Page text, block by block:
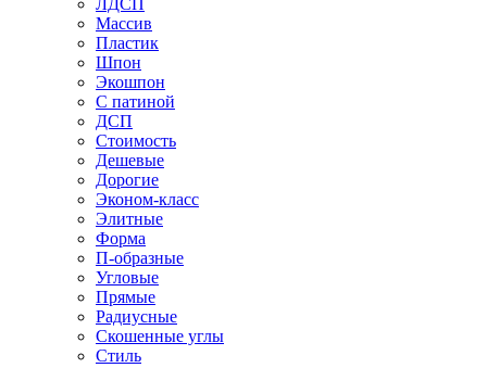
ЛДСП
Массив
Пластик
Шпон
Экошпон
С патиной
ДСП
Стоимость
Дешевые
Дорогие
Эконом-класс
Элитные
Форма
П-образные
Угловые
Прямые
Радиусные
Скошенные углы
Стиль